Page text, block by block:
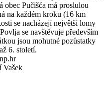
obec Pučišća má proslulou
na každém kroku (16 km
se nacházejí největší lomy
se navštěvuje především
jsou mohutné pozůstatky
6. století.
Vašek